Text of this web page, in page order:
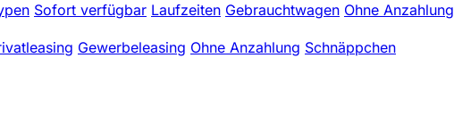
Sofort verfügbar Laufzeiten Gebrauchtwagen Ohne Anzahlung
Gewerbeleasing Ohne Anzahlung Schnäppchen